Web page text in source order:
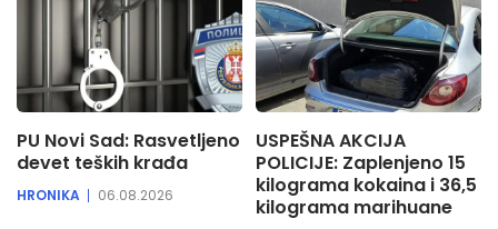
PU Novi Sad: Rasvetljeno
devet teških krađa
HRONIKA 06.08.2026
USPEŠNA AKCIJA
POLICIJE: Zaplenjeno 15
kilograma kokaina i 36,5
kilograma marihuane